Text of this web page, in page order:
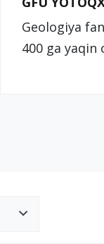
Geologiya
400 ga